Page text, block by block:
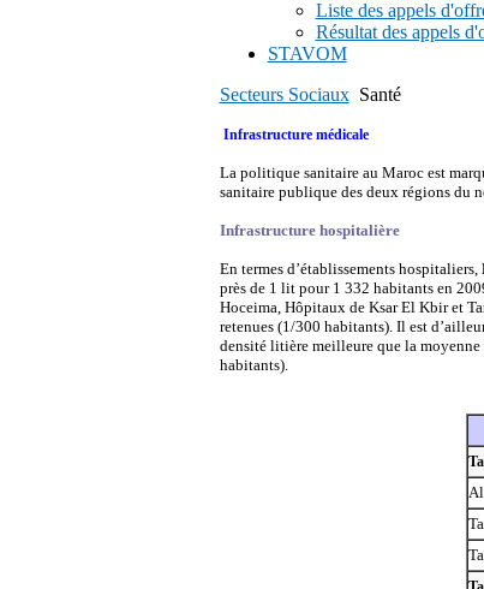
Liste des appels
Résultat des appels
STAVOM
Secteurs Sociaux Santé
Infrastructure médicale
La politique sanitaire au Maroc est
sanitaire publique des deux régions du
Infrastructure hospitalière
En termes d’établissements
près de 1 lit pour 1 332 habitants en
Hoceima, Hôpitaux de Ksar El Kbir et
retenues (1/300 habitants). Il est
densité litière meilleure que la moyenne
habitants).